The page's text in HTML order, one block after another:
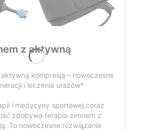
z aktywną
kompresją – nowoczesne
i leczenia urazów*
i medycyny sportowej coraz
zdobywa terapia zimnem z
To nowoczesne rozwiązanie